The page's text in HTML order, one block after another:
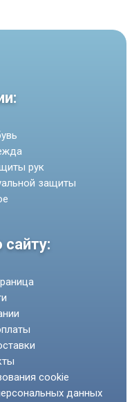
рук
защиты
сайту:
cookie
данных